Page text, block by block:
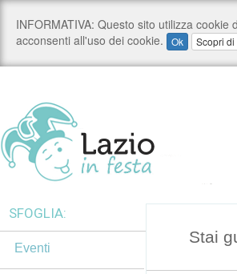
Stai
SFOGLIA:
Eventi